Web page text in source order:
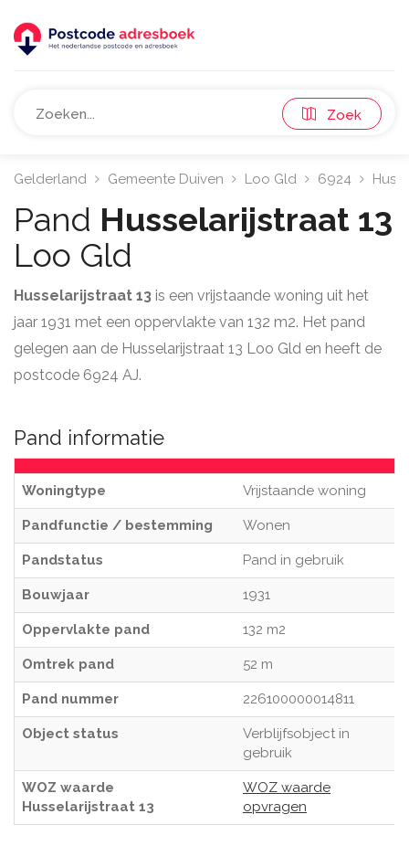
Zoek
Gelderland Gemeente Duiven Loo Gld 6924
Pand Husselarijstraat 13
Loo Gld
Husselarijstraat 13 is een vrijstaande woning uit het
jaar 1931 met een oppervlakte van 132 m2. Het pand
gelegen aan de Husselarijstraat 13 Loo Gld en heeft de
postcode 6924 AJ.
Pand informatie
Woningtype Vrijstaande woning
Pandfunctie / bestemming Wonen
Pandstatus Pand in gebruik
Bouwjaar 1931
Oppervlakte pand 132 m2
Omtrek pand 52 m
Pand nummer 226100000014811
Object status
Verblijfsobject in
gebruik
WOZ waarde
Husselarijstraat 13
WOZ waarde
opvragen